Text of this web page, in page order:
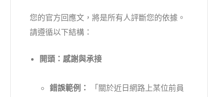
您的官方回應文，將是所有人評斷您的依據。
請遵循以下結構：
開頭：感謝與承接
錯誤範例： 「關於近日網路上某位前員